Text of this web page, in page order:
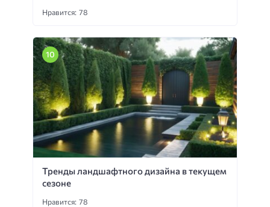
Нравится: 78
Тренды ландшафтного дизайна в текущем
сезоне
Нравится: 78